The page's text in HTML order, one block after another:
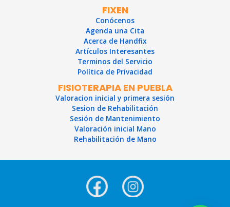
FIXEN
Conócenos
Agenda una Cita
Acerca de Handfix
Artículos Interesantes
Terminos del Servicio
Política de Privacidad
FISIOTERAPIA EN PUEBLA
Valoracion inicial y primera sesión
Sesion de Rehabilitación
Sesión de Mantenimiento
Valoración inicial Mano
Rehabilitación de Mano